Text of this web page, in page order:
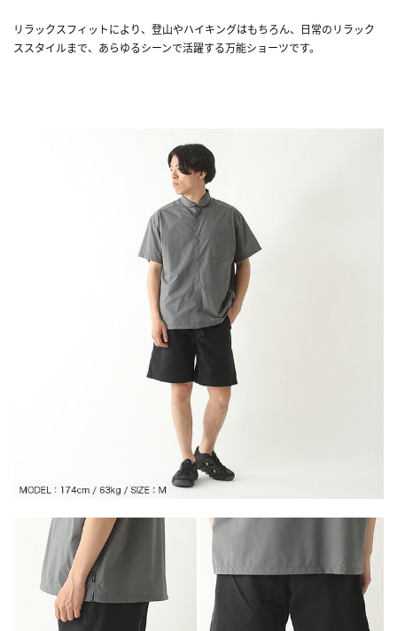
リラックスフィットにより、登山やハイキングはもちろん、日常のリラック
ススタイルまで、あらゆるシーンで活躍する万能ショーツです。